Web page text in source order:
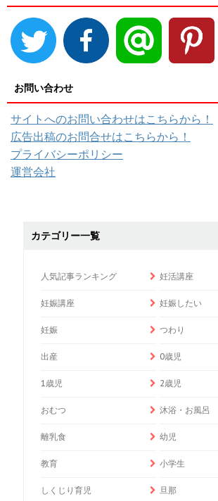
お問い合わせ
サイトへのお問い合わせはこちらから！
広告出稿のお問合せはこちらから！
プライバシーポリシー
運営会社
カテゴリー一覧
人気記事ランキング 妊活講座
妊娠講座 妊娠したい
妊娠 つわり
出産 0歳児
1歳児 2歳児
おむつ 沐浴・お風呂
離乳食 幼児
教育 小学生
しくじり育児 旦那